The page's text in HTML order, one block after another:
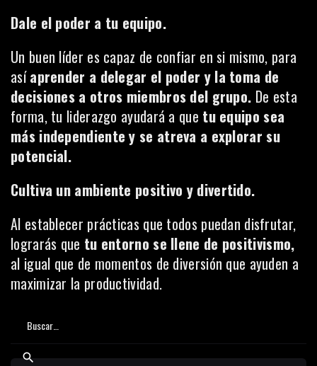
Dale el poder a tu equipo.
Un buen líder es capaz de confiar en si mismo, para
asíaprender a delegar el poder y la toma de
decisiones a otros miembros del grupo. De esta
forma, tu liderazgo ayudará a que tu equipo sea
más independiente y se atreva a explorar su
potencial.
Cultiva un ambiente positivo y divertido.
Al establecer prácticas que todos puedan disfrutar,
lograrás que tu entorno se llene de positivismo,
al igual que de momentos de diversión que ayuden a
maximizar la productividad.